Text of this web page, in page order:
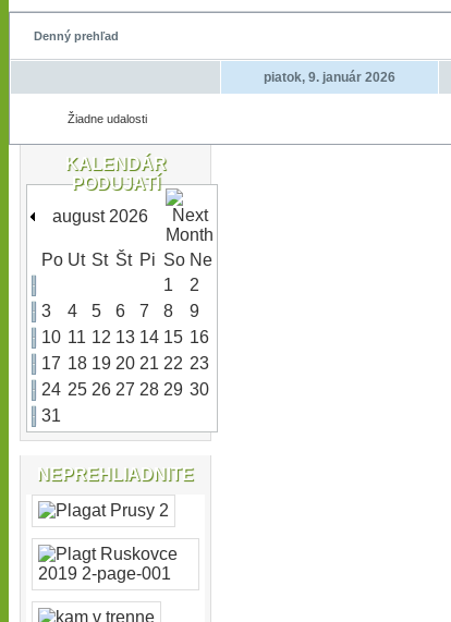
Denný prehľad
piatok, 9. január 2026
Žiadne udalosti
KALENDÁR
PODUJATÍ
august 2026
Po Ut St Št Pi So Ne
1
2
3
4 5 6 7 8
9
10 11 12 13 14 15 16
17 18 19 20 21 22 23
24 25 26 27 28 29 30
31
NEPREHLIADNITE